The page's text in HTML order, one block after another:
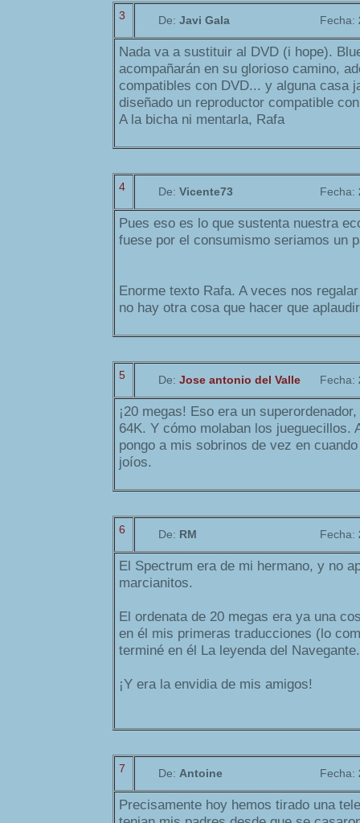
3 De: Javi Gala Fecha:
Nada va a sustituir al DVD (i hope).
acompañarán en su glorioso camino,
compatibles con DVD... y alguna casa
diseñado un reproductor compatible
A la bicha ni mentarla, Rafa
4 De: Vicente73 Fecha:
Pues eso es lo que sustenta nuestra
fuese por el consumismo seriamos un
Enorme texto Rafa. A veces nos
no hay otra cosa que hacer que
5 De: Jose antonio del Valle Fecha:
¡20 megas! Eso era un
64K. Y cómo molaban los jueguecillos.
pongo a mis sobrinos de vez en
joíos.
6 De: RM Fecha:
El Spectrum era de mi hermano, y no
marcianitos.
El ordenata de 20 megas era ya una
en él mis primeras traducciones (lo
terminé en él La leyenda del Navegante.
¡Y era la envidia de mis amigos!
7 De: Antoine Fecha:
Precisamente hoy hemos tirado una